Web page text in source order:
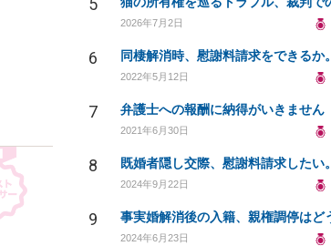
5
2026年7月2日
6
2022年5月12日
7 弁護士への報酬に納得がいきません
2021年6月30日
8 既婚者隠し交際、慰謝料請求したい。
2024年9月22日
9
2024年6月23日